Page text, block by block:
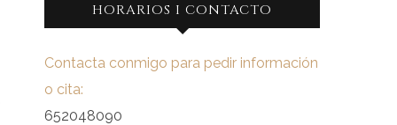
HORARIOS I CONTACTO
Contacta conmigo para pedir información
o cita:
652048090